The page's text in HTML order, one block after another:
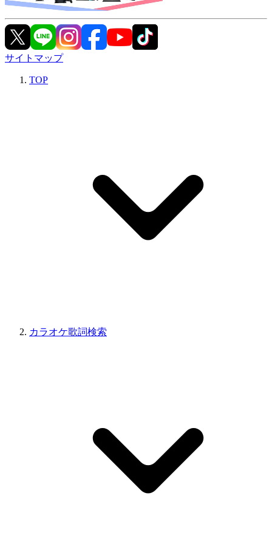
サイトマップ
TOP
カラオケ歌詞検索